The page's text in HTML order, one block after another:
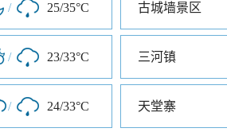
/ 25/35°C 古城墙景区
/ 23/33°C 三河镇
/ 24/33°C 天堂寨